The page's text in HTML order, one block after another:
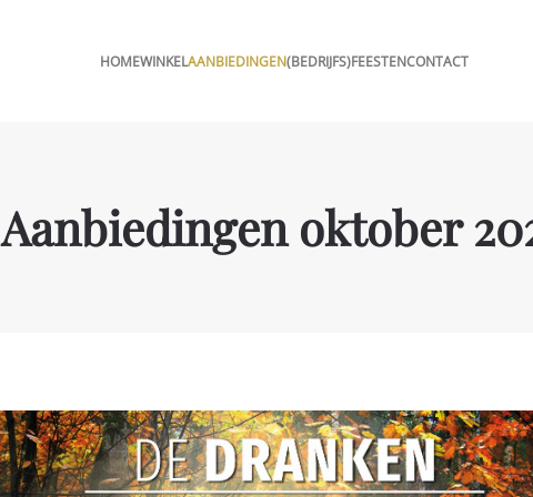
HOMEWINKELAANBIEDINGEN(BEDRIJFS)FEESTENCONTACT
Aanbiedingen oktober